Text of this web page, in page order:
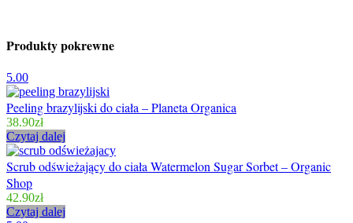
Produkty pokrewne
5.00
Peeling brazylijski do ciała – Planeta Organica
38.90zł
Czytaj dalej
Scrub odświeżający do ciała Watermelon Sugar Sorbet – Organic
Shop
42.90zł
Czytaj dalej